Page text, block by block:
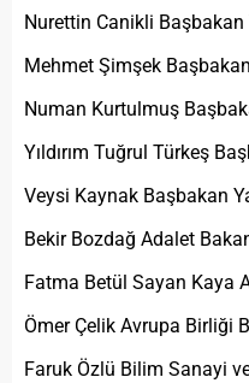
Nurettin Canikli Başbakan
Mehmet Şimşek Başbakan
Numan Kurtulmuş
Yıldırım Tuğrul Türkeş
Veysi Kaynak Başbakan
Bekir Bozdağ Adalet
Fatma Betül Sayan Kaya
Ömer Çelik Avrupa Birliği
Faruk Özlü Bilim Sanayi